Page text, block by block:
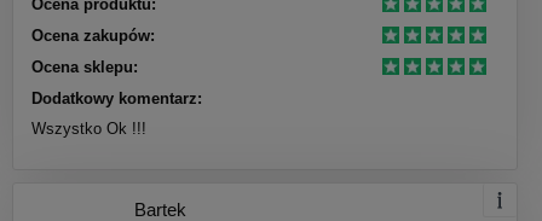
Ocena produktu:
Ocena zakupów:
Ocena sklepu:
Dodatkowy komentarz:
Wszystko Ok !!!
Bartek